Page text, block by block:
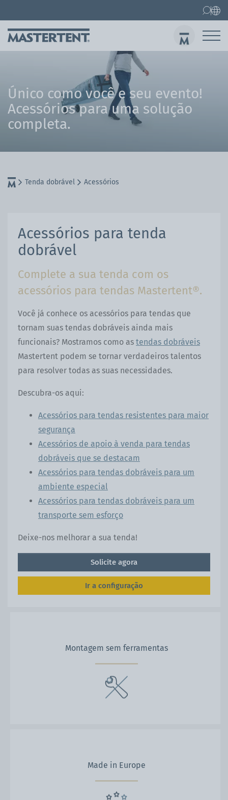
Único como você e seu evento!
Acessórios para uma solução
completa.
Tenda dobrável Acessórios
Acessórios para tenda
dobrável
Complete a sua tenda com os
acessórios para tendas Mastertent®.
Você já conhece os acessórios para tendas que
tornam suas tendas dobráveis ainda mais
funcionais? Mostramos como as tendas dobráveis
Mastertent podem se tornar verdadeiros talentos
para resolver todas as suas necessidades.
Descubra-os aqui:
Acessórios para tendas resistentes para maior
segurança
Acessórios de apoio à venda para tendas
dobráveis que se destacam
Acessórios para tendas dobráveis para um
ambiente especial
Acessórios para tendas dobráveis para um
transporte sem esforço
Deixe-nos melhorar a sua tenda!
Solicite agora
Ir a configuração
Montagem sem ferramentas
Made in Europe
Contato FAQ
Tenda dobrável